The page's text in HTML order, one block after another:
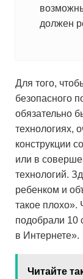
должен
Для того,
безопасного
обязательно
технологиях,
конструкции
или в
технологий.
ребенком и
такое плохо».
подобрали 10
в Интернете».
Читайте